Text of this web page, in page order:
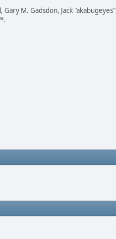
M. Gadsdon, Jack "akabugeyes"